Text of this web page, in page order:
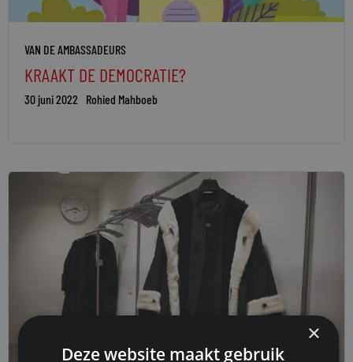
VAN DE AMBASSADEURS
KRAAKT DE DEMOCRATIE?
30 juni 2022 Rohied Mahboeb
×
Deze website maakt gebruik